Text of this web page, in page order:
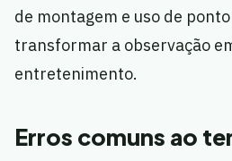
de montagem e uso de
transformar a observação
entretenimento.
Erros comuns ao